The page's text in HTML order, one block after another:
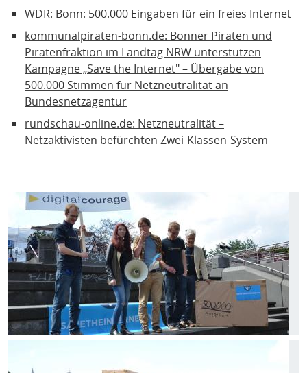
WDR: Bonn: 500.000 Eingaben für ein freies Internet
kommunalpiraten-bonn.de: Bonner Piraten und
Piratenfraktion im Landtag NRW unterstützen
Kampagne „Save the Internet" – Übergabe von
500.000 Stimmen für Netzneutralität an
Bundesnetzagentur
rundschau-online.de: Netzneutralität –
Netzaktivisten befürchten Zwei-Klassen-System
Galerie
Bild
Bild